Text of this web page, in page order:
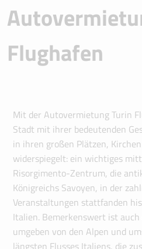
Flughafen
Mit der Autovermietung Turin
Stadt mit ihrer bedeutenden
in ihren großen Plätzen,
widerspiegelt: ein wichtiges
Risorgimento-Zentrum, die
Königreichs Savoyen, in der
Veranstaltungen stattfanden
Italien. Bemerkenswert ist auch
umgeben von den Alpen und
längsten Flusses Italiens, die